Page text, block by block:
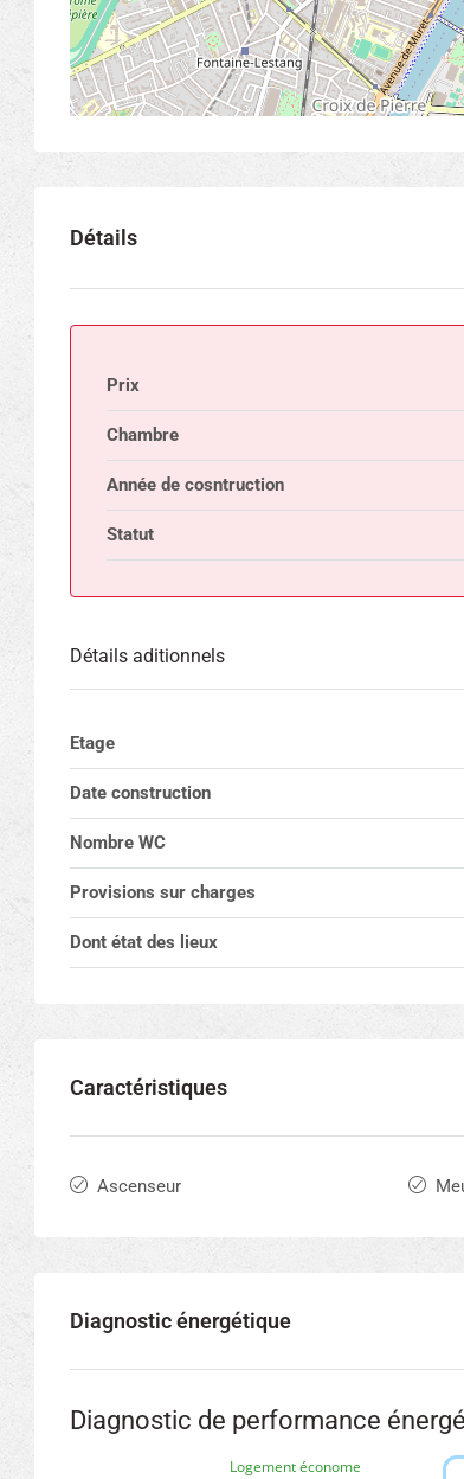
Détails
Prix
Chambre
Année de cosntruction
Statut
Détails aditionnels
Etage
Date construction
Nombre WC
Provisions sur charges
Dont état des lieux
Caractéristiques
Ascenseur
Diagnostic énergétique
Diagnostic de performance
Logement économe